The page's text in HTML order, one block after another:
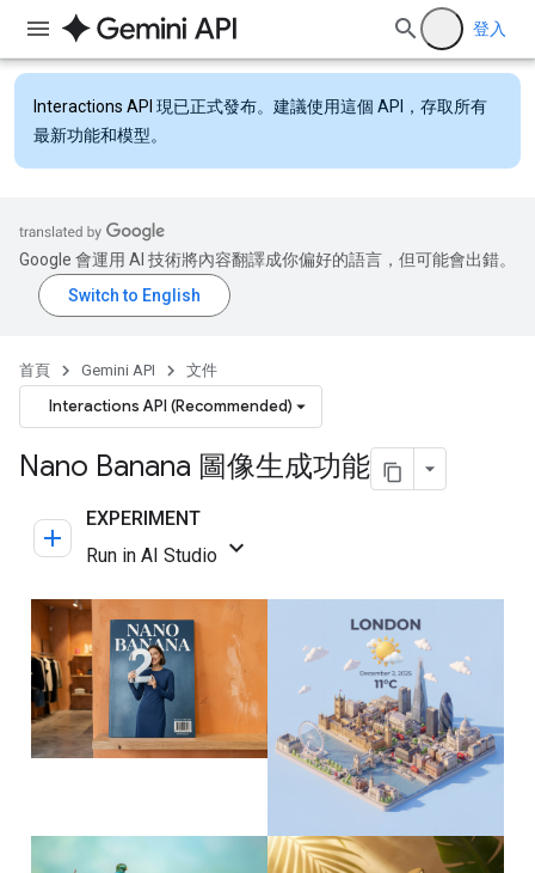
登入
Interactions API 現已正式發布。建議使用這個 API，存取所有
最新功能和模型。
Google 會運用 AI 技術將內容翻譯成你偏好的語言，但可能會出錯。
首頁 Gemini API 文件
Interactions API (Recommended)
Nano Banana 圖像生成功能